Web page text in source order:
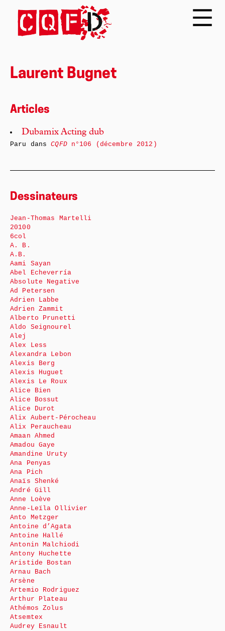
Laurent Bugnet
Articles
Dubamix Acting dub
Paru dansCQFDn°106 (décembre 2012)
Dessinateurs
Jean-Thomas Martelli
20100
6col
A. B.
A.B.
Aami Sayan
Abel Echeverría
Absolute Negative
Ad Petersen
Adrien Labbe
Adrien Zammit
Alberto Prunetti
Aldo Seignourel
Alej
Alex Less
Alexandra Lebon
Alexis Berg
Alexis Huguet
Alexis Le Roux
Alice Bien
Alice Bossut
Alice Durot
Alix Aubert-Pérocheau
Alix Peraucheau
Amaan Ahmed
Amadou Gaye
Amandine Uruty
Ana Penyas
Ana Pich
Anaïs Shenké
André Gill
Anne Loève
Anne-Leïla Ollivier
Anto Metzger
Antoine d’Agata
Antoine Hallé
Antonin Malchiodi
Antony Huchette
Aristide Bostan
Arnau Bach
Arsène
Artemio Rodriguez
Arthur Plateau
Athémos Zolus
Atsemtex
Audrey Esnault